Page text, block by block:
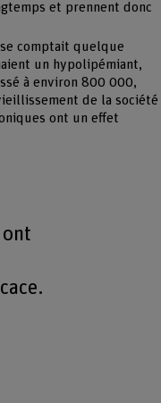
et prennent donc
comptait quelque
un hypolipémiant,
à environ 800 000,
de la société
ont un effet